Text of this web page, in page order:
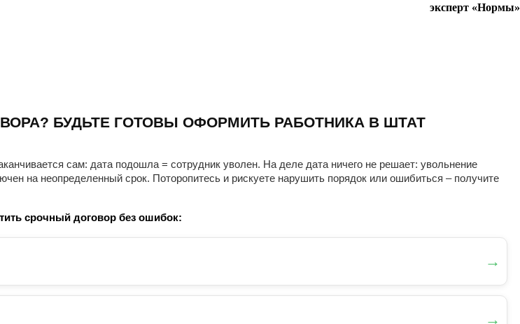
эксперт «Нормы»
БУДЬТЕ ГОТОВЫ ОФОРМИТЬ РАБОТНИКА В ШТАТ
сам: дата подошла = сотрудник уволен. На деле дата ничего не решает: увольнение
на неопределенный срок. Поторопитесь и рискуете нарушить порядок или ошибиться – получите
срочный договор без ошибок:
→
→